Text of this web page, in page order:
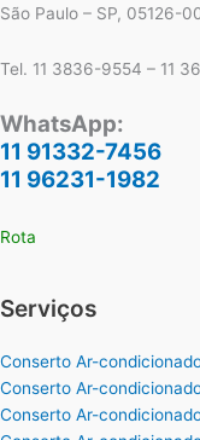
São Paulo – SP, 05126-
Tel. 11 3836-9554 – 11
WhatsApp:
11 91332-7456
11 96231-1982
Rota
Serviços
Conserto Ar-
Conserto Ar-
Conserto Ar-